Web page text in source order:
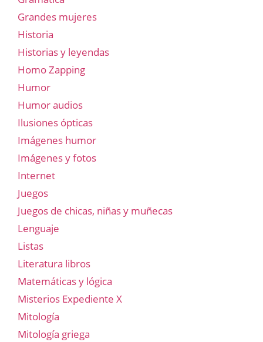
Grandes mujeres
Historia
Historias y leyendas
Homo Zapping
Humor
Humor audios
Ilusiones ópticas
Imágenes humor
Imágenes y fotos
Internet
Juegos
Juegos de chicas, niñas y muñecas
Lenguaje
Listas
Literatura libros
Matemáticas y lógica
Misterios Expediente X
Mitología
Mitología griega